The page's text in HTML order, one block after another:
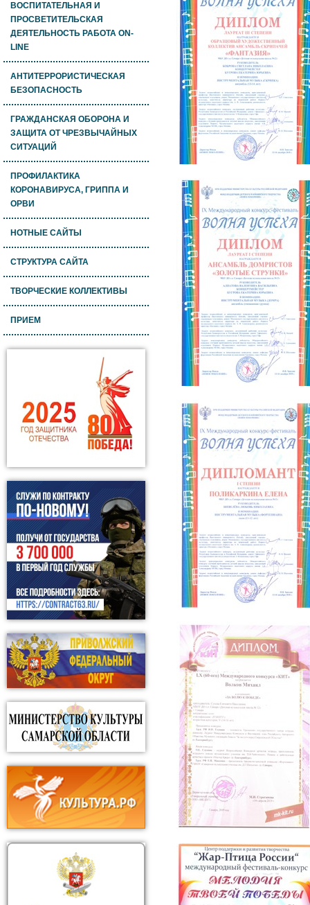
ВОСПИТАТЕЛЬНАЯ И
ПРОСВЕТИТЕЛЬСКАЯ
ДЕЯТЕЛЬНОСТЬ РАБОТА ON-
LINE
АНТИТЕРРОРИСТИЧЕСКАЯ
БЕЗОПАСНОСТЬ
ГРАЖДАНСКАЯ ОБОРОНА И
ЗАЩИТА ОТ ЧРЕЗВЫЧАЙНЫХ
СИТУАЦИЙ
ПРОФИЛАКТИКА
КОРОНАВИРУСА, ГРИППА И
ОРВИ
НОТНЫЕ САЙТЫ
СТРУКТУРА САЙТА
ТВОРЧЕСКИЕ КОЛЛЕКТИВЫ
ПРИЕМ